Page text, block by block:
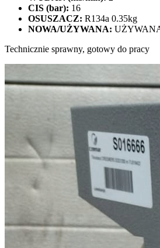
CIS (bar): 16
OSUSZACZ: R134a 0.35kg
NOWA/UŻYWANA:
Technicznie sprawny, gotowy do pracy